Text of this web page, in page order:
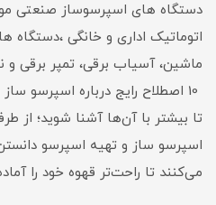
دستگاه های اسپرسوساز صنعتی
اتوماتیک اداری و خانگی
ماشین، آسیاب برقی، تمپر برقی و
10 اصطلاح رایج درباره اسپرسو
تا بیشتر با آن‌ها آشنا شوید؛ از
اسپرسو ساز و تهیه اسپرسو
می‌کنند تا راحت‌تر قهوه خود را